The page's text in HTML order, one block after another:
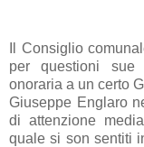
Il Consiglio
per questioni sue
onoraria a un certo
Giuseppe Englaro
di attenzione
quale si son sentiti